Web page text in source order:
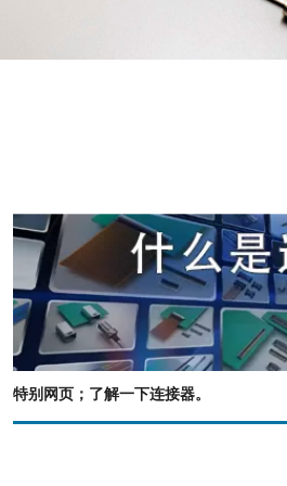
特别网页；了解一下连接器。